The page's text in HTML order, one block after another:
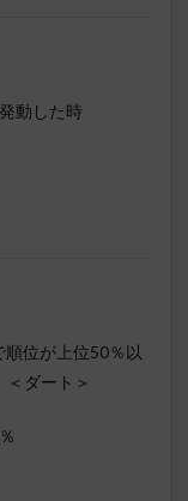
動した時
位が上位50％以
ダート＞